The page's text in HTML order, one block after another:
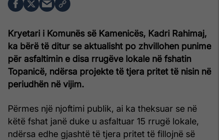
Kryetari i Komunës së Kamenicës, Kadri Rahimaj,
ka bërë të ditur se aktualisht po zhvillohen punime
për asfaltimin e disa rrugëve lokale në fshatin
Topanicë, ndërsa projekte të tjera pritet të nisin në
periudhën në vijim.
Përmes një njoftimi publik, ai ka theksuar se në
këtë fshat janë duke u asfaltuar 15 rrugë lokale,
ndërsa edhe gjashtë të tjera pritet të fillojnë së